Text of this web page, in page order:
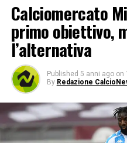
Calciomercato
primo obiettivo,
l’alternativa
Published 5 anni ago on
By Redazione